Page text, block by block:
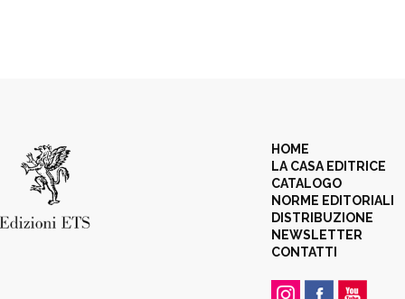
HOME
LA CASA EDITRICE
CATALOGO
NORME EDITORIALI
DISTRIBUZIONE
NEWSLETTER
CONTATTI